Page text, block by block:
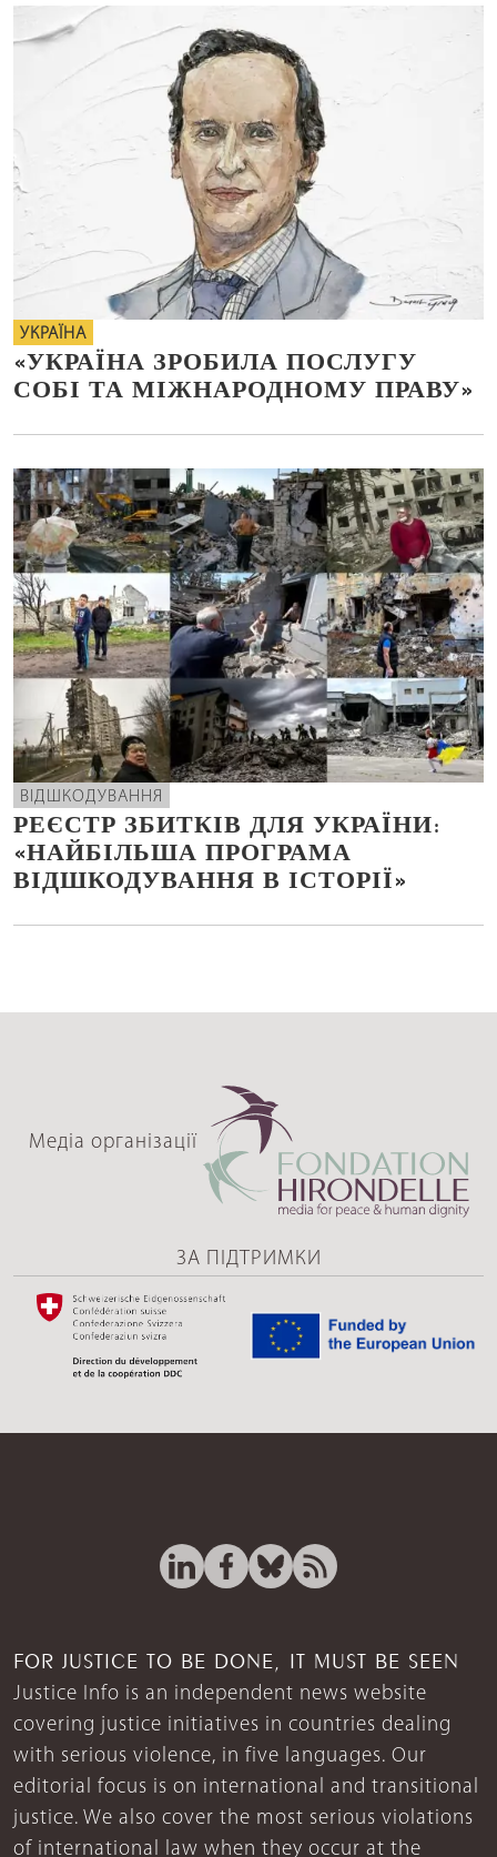
УКРАЇНА
«УКРАЇНА ЗРОБИЛА ПОСЛУГУ
СОБІ ТА МІЖНАРОДНОМУ ПРАВУ»
ВІДШКОДУВАННЯ
РЕЄСТР ЗБИТКІВ ДЛЯ УКРАЇНИ:
«НАЙБІЛЬША ПРОГРАМА
ВІДШКОДУВАННЯ В ІСТОРІЇ»
Медіа організації
ЗА ПІДТРИМКИ
FOR JUSTICE TO BE DONE, IT MUST BE SEEN
Justice Info is an independent news website
covering justice initiatives in countries dealing
with serious violence, in five languages. Our
editorial focus is on international and transitional
justice. We also cover the most serious violations
of international law when they occur at the